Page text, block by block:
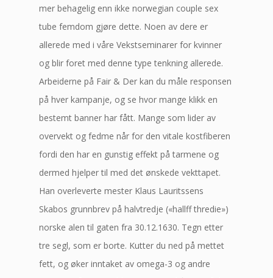
mer behagelig enn ikke norwegian couple sex
tube femdom gjøre dette. Noen av dere er
allerede med i våre Vekstseminarer for kvinner
og blir foret med denne type tenkning allerede.
Arbeiderne på Fair & Der kan du måle responsen
på hver kampanje, og se hvor mange klikk en
bestemt banner har fått. Mange som lider av
overvekt og fedme når for den vitale kostfiberen
fordi den har en gunstig effekt på tarmene og
dermed hjelper til med det ønskede vekttapet.
Han overleverte mester Klaus Lauritssens
Skabos grunnbrev på halvtredje («hallff thredie»)
norske alen til gaten fra 30.12.1630. Tegn etter
tre segl, som er borte. Kutter du ned på mettet
fett, og øker inntaket av omega-3 og andre